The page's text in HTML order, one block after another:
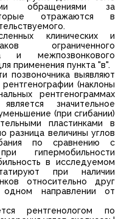
обращениями за
отражаются в
клинических и
ограниченного
и межпозвонкового
применения пункта "в".
позвоночника выявляют
(наклоны
рентгенограммах
значительное
(при сгибании)
пластинками в
разница величины углов
по сравнению с
гипермобильности
в исследуемом
при наличии
относительно друг
направлении от
рентгенологом по